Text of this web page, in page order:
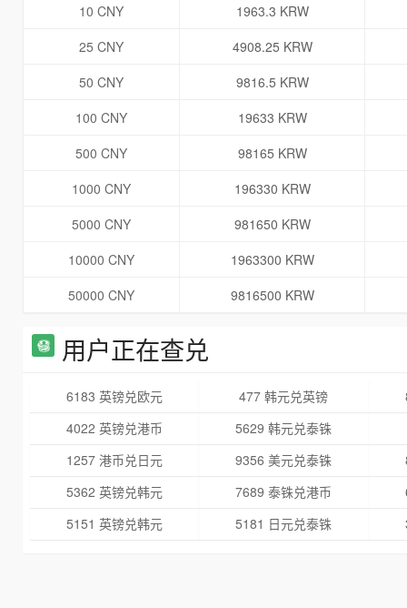
10 CNY
1963.3 KRW
25 CNY
4908.25 KRW
50 CNY
9816.5 KRW
100 CNY
19633 KRW
500 CNY
98165 KRW
1000 CNY
196330 KRW
5000 CNY
981650 KRW
10000 CNY
1963300 KRW
50000 CNY
9816500 KRW
用户正在查兑
6183 英镑兑欧元 477 韩元兑英镑
4022 英镑兑港币
5629 韩元兑泰铢
1257 港币兑日元
9356 美元兑泰铢
5362 英镑兑韩元
7689 泰铢兑港币
5151 英镑兑韩元
5181 日元兑泰铢